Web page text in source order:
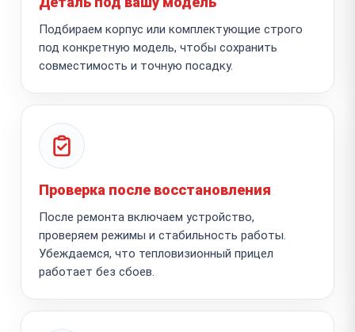
Подбираем корпус или комплектующие строго
под конкретную модель, чтобы сохранить
совместимость и точную посадку.
Проверка после восстановления
После ремонта включаем устройство,
проверяем режимы и стабильность работы.
Убеждаемся, что тепловизионный прицел
работает без сбоев.